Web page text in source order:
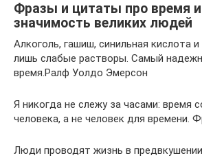
Фразы и цитаты про время и
значимость великих людей
Алкоголь, гашиш, синильная кислота и
лишь слабые растворы. Самый
время.Ралф Уолдо Эмерсон
Я никогда не слежу за часами: время
человека, а не человек для времени.
Люди проводят жизнь в